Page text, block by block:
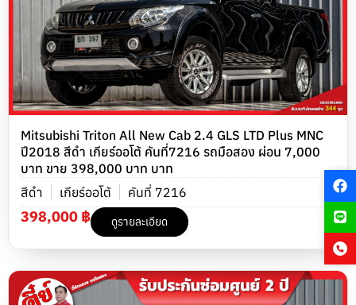
Mitsubishi Triton All New Cab 2.4 GLS LTD Plus MNC
ปี2018 สีดำ เกียร์ออโต้ คันที่7216 รถมือสอง ผ่อน 7,000
บาท ขาย 398,000 บาท บาท
สีดำ
เกียร์ออโต้ คันที่ 7216
398,000 ฿ ดูรายละเอียด